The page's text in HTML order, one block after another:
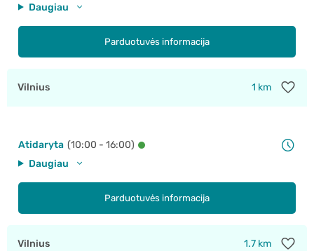
Daugiau
Parduotuvės informacija
Vilnius 1 km
Atidaryta (10:00 - 16:00)
Daugiau
Parduotuvės informacija
Vilnius 1.7 km